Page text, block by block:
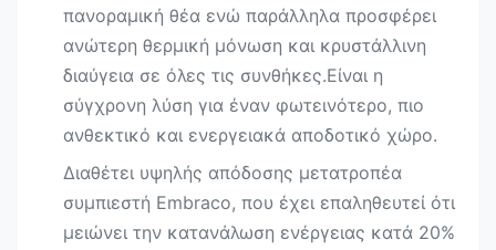
πανοραμική θέα ενώ παράλληλα προσφέρει
ανώτερη θερμική μόνωση και κρυστάλλινη
διαύγεια σε όλες τις συνθήκες.Είναι η
σύγχρονη λύση για έναν φωτεινότερο, πιο
ανθεκτικό και ενεργειακά αποδοτικό χώρο.
Διαθέτει υψηλής απόδοσης μετατροπέα
συμπιεστή Embraco, που έχει επαληθευτεί ότι
μειώνει την κατανάλωση ενέργειας κατά 20%